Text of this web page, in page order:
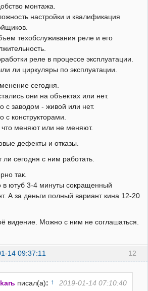
монтажа.
настройки и квалификация
техобслуживания реле и его
реле в процессе эксплуатации.
ли циркуляры по эксплуатации.
сегодня.
они на объектах или нет.
с заводом - живой или нет.
с конструкторами.
меняют или не меняют.
дефекты и отказы.
ли сегодня с ним работать.
так.
ютуб 3-4 минуты сокращенный
А за деньги полный вариант кина 12-20
видение. Можно с ним не соглашаться.
12
14 09:37:11
писал(а): ↑
2019-01-14 07:10:40